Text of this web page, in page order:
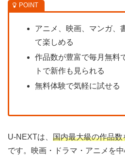
アニメ、映画、マンガ、
て楽しめる
作品数が豊富で毎月無料
トで新作も見られる
無料体験で気軽に試せる
U-NEXTは、 国内最大級の作品
です。映画・ドラマ・アニメを